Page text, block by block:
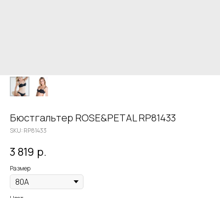
Бюстгальтер ROSE&PETAL RP81433
SKU: RP81433
3 819 р.
Размер